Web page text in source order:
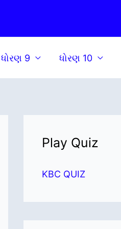
ધોરણ 9 ધોરણ 10
Play Quiz
KBC QUIZ